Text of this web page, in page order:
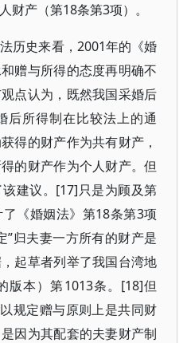
财产（第18条第3项）。
历史来看，2001年的《婚
赠与所得的态度再明确不
点认为，既然我国采婚后
后所得制在比较法上的通
得的财产作为共有财产，
的财产作为个人财产。但
建议。[17]只是为顾及第
《婚姻法》第18条第3项
”归夫妻一方所有的财产是
起草者列举了我国台湾地
版本）第1013条。[18]但
规定赠与原则上是共同财
因为其配套的夫妻财产制